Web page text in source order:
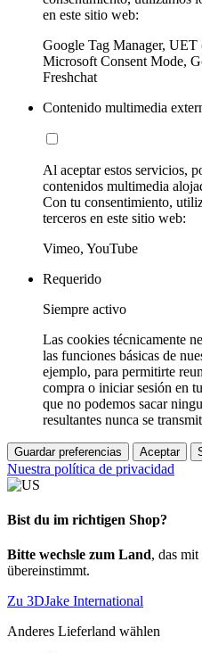
en este sitio web:
Google Tag Manager,
Microsoft Consent Mode,
Freshchat
Contenido multimedia
Al aceptar estos servicios,
contenidos multimedia
Con tu consentimiento,
terceros en este sitio web:
Vimeo, YouTube
Requerido
Siempre activo
Las cookies técnicamente
las funciones básicas de
ejemplo, para permitirte
compra o iniciar sesión en
que no podemos sacar
resultantes nunca se
Guardar preferencias Aceptar
Nuestra política de privacidad
Bist du im richtigen Shop?
Bitte wechsle zum Land, das
übereinstimmt.
Zu 3DJake International
Anderes Lieferland wählen